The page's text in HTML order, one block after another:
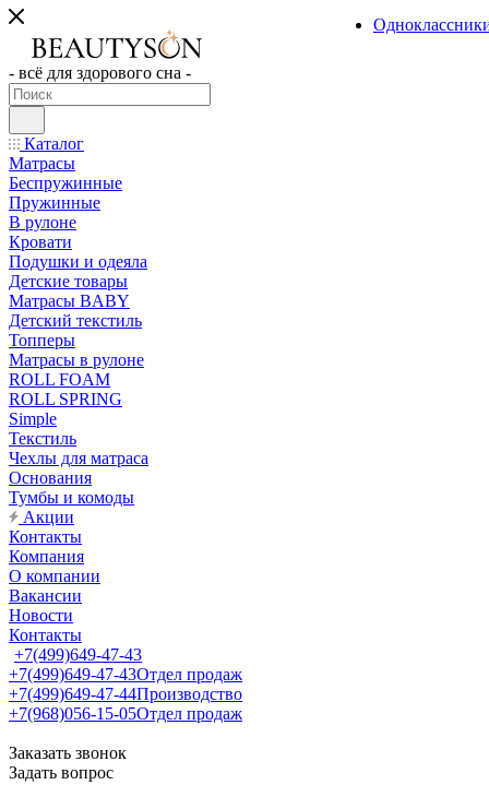
- всё для здорового сна -
Каталог
Матрасы
Беспружинные
Пружинные
В рулоне
Кровати
Подушки и одеяла
Детские товары
Матрасы BABY
Детский текстиль
Топперы
Матрасы в рулоне
ROLL FOAM
ROLL SPRING
Simple
Текстиль
Чехлы для матраса
Основания
Тумбы и комоды
Акции
Контакты
Компания
О компании
Вакансии
Новости
Контакты
+7(499)649-47-43
+7(499)649-47-43Отдел продаж
+7(499)649-47-44Производство
+7(968)056-15-05Отдел продаж
Заказать звонок
Задать вопрос